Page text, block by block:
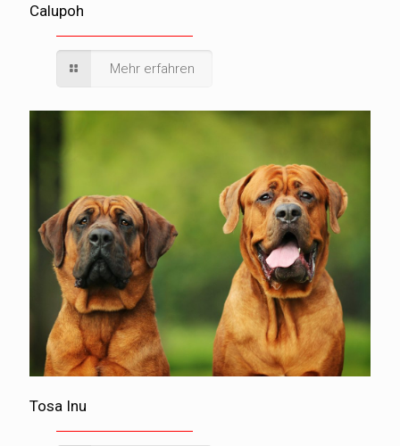
Calupoh
Mehr erfahren
Tosa Inu